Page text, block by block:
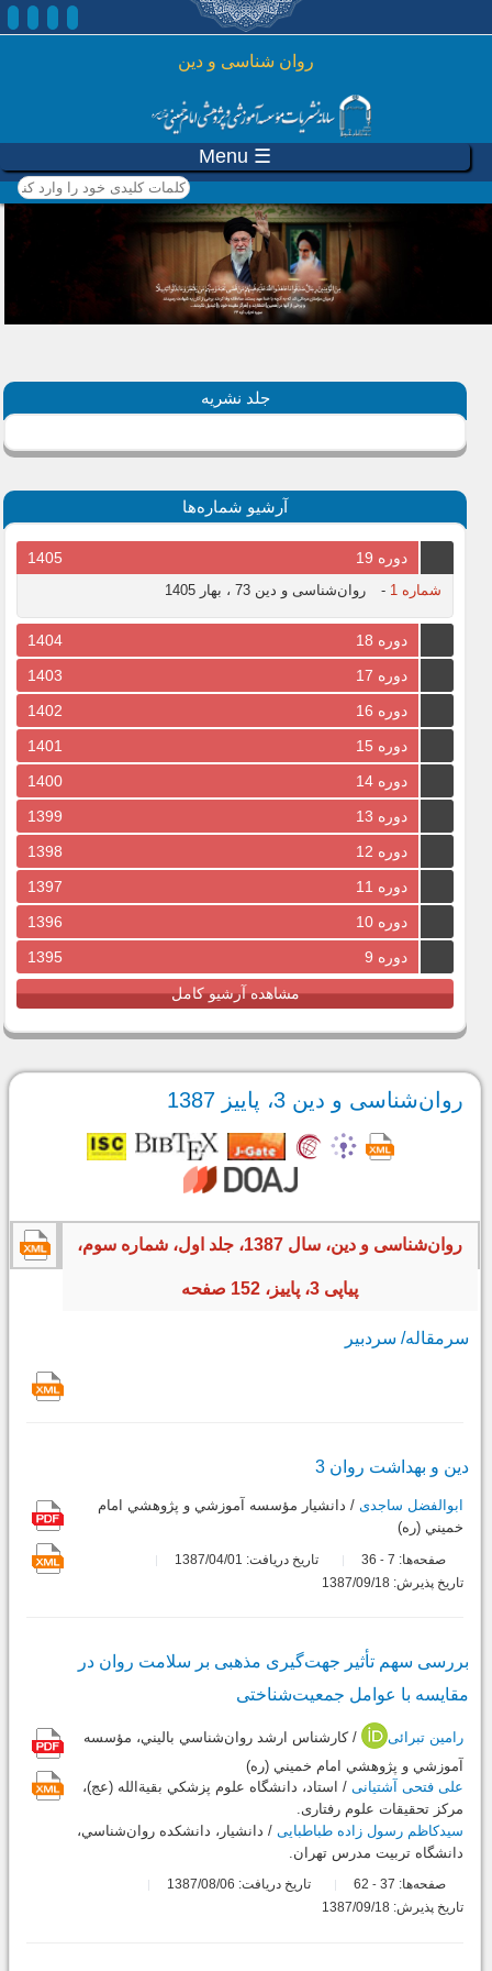
رفتن به محتوای اصلی
روان شناسی و دين
☰ Menu
کلمات کلیدی خود را وارد
کنید
جلد نشریه
آرشیو شماره‌ها
دوره 19 1405
شماره 1 - روان‌شناسی و دین 73 ، بهار 1405
دوره 18
1404
دوره 17
1403
دوره 16
1402
دوره 15
1401
دوره 14
1400
دوره 13
1399
دوره 12
1398
دوره 11
1397
دوره 10
1396
دوره 9
1395
مشاهده آرشیو کامل
روان‌شناسی و دین 3، پاییز 1387
روان‌شناسی و دین، سال 1387، جلد اول، شماره سوم،
پیاپی 3، پاییز، 152 صفحه
سرمقاله‌/ سردبیر
دین و بهداشت روان 3
ابوالفضل ساجدی / دانشيار مؤسسه آموزشي و پژوهشي امام
خميني (ره)
صفحه‌ها: 7
-
تاریخ دریافت: 1387/04/01
تاریخ پذیرش: 1387/09/18
بررسی سهم تأثیر جهت‌گیری مذهبی بر سلامت روان در
مقایسه با عوامل جمعیت‌شناختی
رامین تبرائی
/ کارشناس ارشد روان‌شناسي باليني، مؤسسه
آموزشي و پژوهشي امام خميني (ره)
علی فتحی آشتیانی / استاد، دانشگاه علوم پزشکي بقية‌الله (عج)،
مرکز تحقيقات علوم رفتاری.
سیدکاظم رسول زاده طباطبایی / دانشيار، دانشکده روان‌شناسي،
دانشگاه تربيت مدرس تهران.
صفحه‌ها: 37
-
تاریخ دریافت: 1387/08/06
تاریخ پذیرش: 1387/09/18